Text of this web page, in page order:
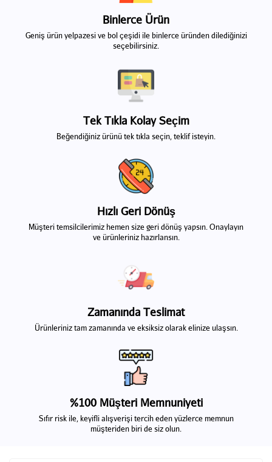
Binlerce Ürün
Geniş ürün yelpazesi ve bol çeşidi ile binlerce üründen dilediğinizi
seçebilirsiniz.
Tek Tıkla Kolay Seçim
Beğendiğiniz ürünü tek tıkla seçin, teklif isteyin.
Hızlı Geri Dönüş
Müşteri temsilcilerimiz hemen size geri dönüş yapsın. Onaylayın
ve ürünleriniz hazırlansın.
Zamanında Teslimat
Ürünleriniz tam zamanında ve eksiksiz olarak elinize ulaşsın.
%100 Müşteri Memnuniyeti
Sıfır risk ile, keyifli alışverişi tercih eden yüzlerce memnun
müşteriden biri de siz olun.